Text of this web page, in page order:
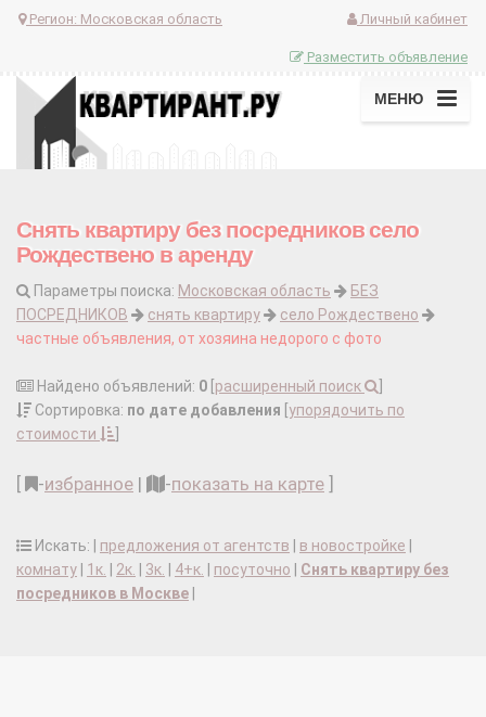
Регион: Московская область Личный кабинет
Разместить объявление
МЕНЮ
Снять квартиру без посредников село
Рождествено в аренду
Параметры поиска: Московская область
БЕЗ
ПОСРЕДНИКОВ
снять квартиру
село Рождествено
частные объявления, от хозяина недорого с фото
Найдено объявлений: 0 расширенный поиск
Сортировка: по дате добавления упорядочить по
стоимости
-избранное | -показать на карте
Искать: | предложения от агентств в новостройке
комнату
1к. 2к. 3к. 4+к. посуточно
Снять квартиру без
посредников в Москве